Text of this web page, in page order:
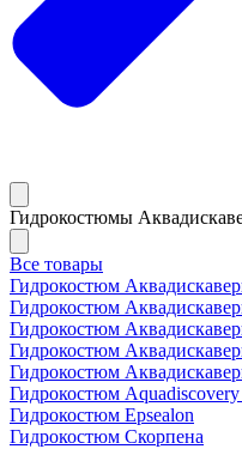
Гидрокостюмы
Все товары
Гидрокостюм
Гидрокостюм
Гидрокостюм
Гидрокостюм
Гидрокостюм
Гидрокостюм
Гидрокостюм Epsealon
Гидрокостюм Скорпена